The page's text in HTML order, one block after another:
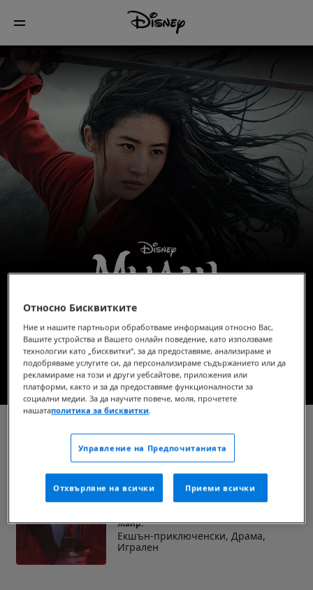
Вече в кината
ГЛЕДАЙТЕ ТРЕЙЛЪРА
Мулан (2020)
Продължителност:
1ч 55мин
Премиерна дата:
11 септември 2020 г.
Жанр:
Екшън-приключенски, Драма,
Игрален
Относно Бисквитките
Ние и нашите партньори обработваме информация относно Вас,
Вашите устройства и Вашето онлайн поведение, като използваме
технологии като „бисквитки“, за да предоставяме, анализираме и
подобряваме услугите си, да персонализираме съдържанието или да
рекламираме на този и други уебсайтове, приложения или
платформи, както и за да предоставяме функционалности за
социални медии. За да научите повече, моля, прочетете
нашатаполитика за бисквитки.
Управление на Предпочитанията
Отхвърляне на всички Приеми всички